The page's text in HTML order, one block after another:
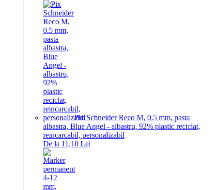
Pix Schneider Reco M, 0.5 mm, pasta
albastra, Blue Angel - albastru, 92% plastic reciclat,
reincarcabil, personalizabil
De la 11,10 Lei